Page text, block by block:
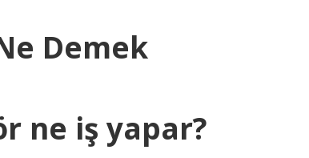
Demek
ne iş yapar?